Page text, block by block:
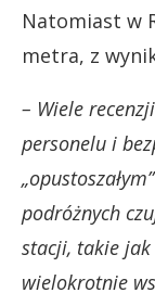
Natomiast w
metra, z
– Wiele
personelu i
podróżnych
stacji, takie
wielokrotnie